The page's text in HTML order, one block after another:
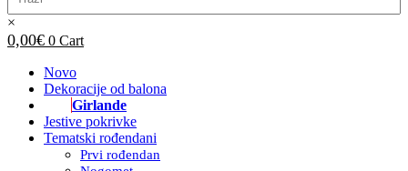
×
0,00€ 0 Cart
Novo
Dekoracije od balona
Girlande
Jestive pokrivke
Tematski rođendani
Prvi rođendan